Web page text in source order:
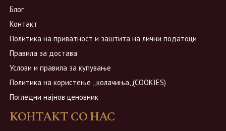
Блог
Контакт
Политика на приватност и заштита на лични податоци
Правила за достава
Услови и правила за купување
Политика на користење ,,колачиња,,(COOKIES)
Погледни најнов ценовник
КОНТАКТ СО НАС